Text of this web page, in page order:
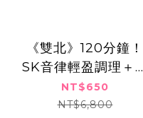
《雙北》120分鐘！
SK音律輕盈調理＋天
使微光彈潤呵護, 650
元
NT$650
NT$6,800